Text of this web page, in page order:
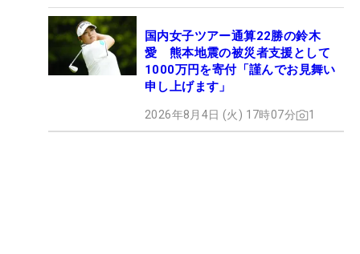
国内女子ツアー通算22勝の鈴木
愛 熊本地震の被災者支援として
1000万円を寄付「謹んでお見舞い
申し上げます」
2026年8月4日 (火) 17時07分 1